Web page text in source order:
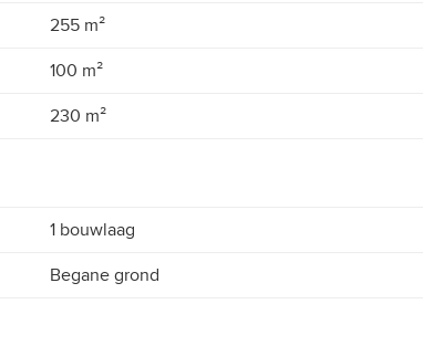
255 m²
100 m²
230 m²
1 bouwlaag
Begane grond